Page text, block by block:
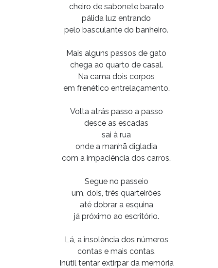
cheiro de sabonete barato
pálida luz entrando
pelo basculante do banheiro.
Mais alguns passos de gato
chega ao quarto de casal.
Na cama dois corpos
em frenético entrelaçamento.
Volta atrás passo a passo
desce as escadas
sai à rua
onde a manhã digladia
com a impaciência dos carros.
Segue no passeio
um, dois, três quarteirões
até dobrar a esquina
já próximo ao escritório.
Lá, a insolência dos números
contas e mais contas.
Inútil tentar extirpar da memória